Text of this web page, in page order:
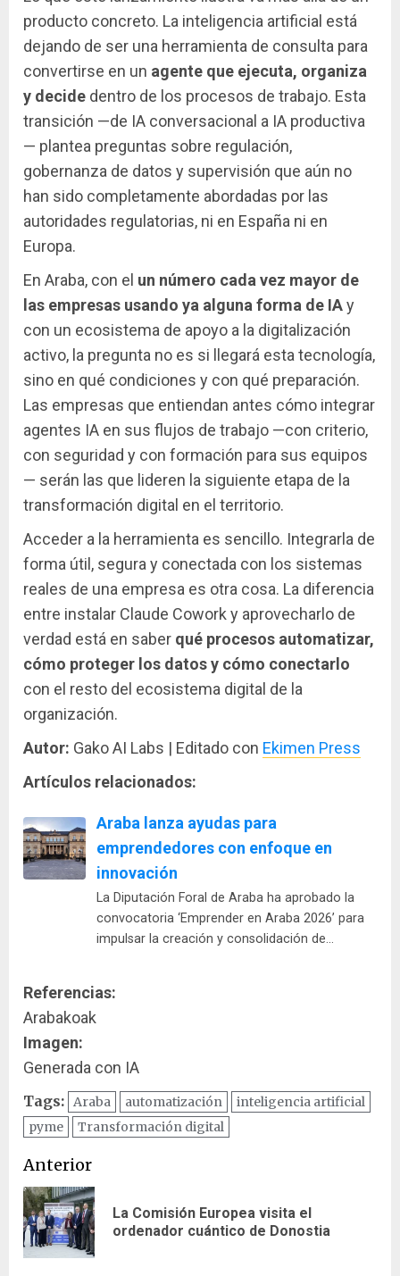
producto concreto. La inteligencia artificial está
dejando de ser una herramienta de consulta para
convertirse en un agente que ejecuta, organiza
y decide dentro de los procesos de trabajo. Esta
transición —de IA conversacional a IA productiva
— plantea preguntas sobre regulación,
gobernanza de datos y supervisión que aún no
han sido completamente abordadas por las
autoridades regulatorias, ni en España ni en
Europa.
En Araba, con el un número cada vez mayor de
las empresas usando ya alguna forma de IAy
con un ecosistema de apoyo a la digitalización
activo, la pregunta no es si llegará esta tecnología,
sino en qué condiciones y con qué preparación.
Las empresas que entiendan antes cómo integrar
agentes IA en sus flujos de trabajo —con criterio,
con seguridad y con formación para sus equipos
— serán las que lideren la siguiente etapa de la
transformación digital en el territorio.
Acceder a la herramienta es sencillo. Integrarla de
forma útil, segura y conectada con los sistemas
reales de una empresa es otra cosa. La diferencia
entre instalar Claude Cowork y aprovecharlo de
verdad está en saber qué procesos automatizar,
cómo proteger los datos y cómo conectarlo
con el resto del ecosistema digital de la
organización.
Autor: Gako AI Labs | Editado con Ekimen Press
Artículos relacionados:
Araba lanza ayudas para
emprendedores con enfoque en
innovación
La Diputación Foral de Araba ha aprobado la
convocatoria ‘Emprender en Araba 2026’ para
impulsar la creación y consolidación de…
Referencias:
Arabakoak
Imagen:
Generada con IA
Tags: Araba automatización
inteligencia artificial
pyme
Transformación digital
Navegación
de
entradas
Anterior
La Comisión Europea visita el
ordenador cuántico de Donostia